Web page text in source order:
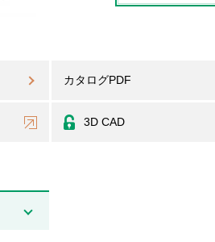
カタログPDF
3D CAD